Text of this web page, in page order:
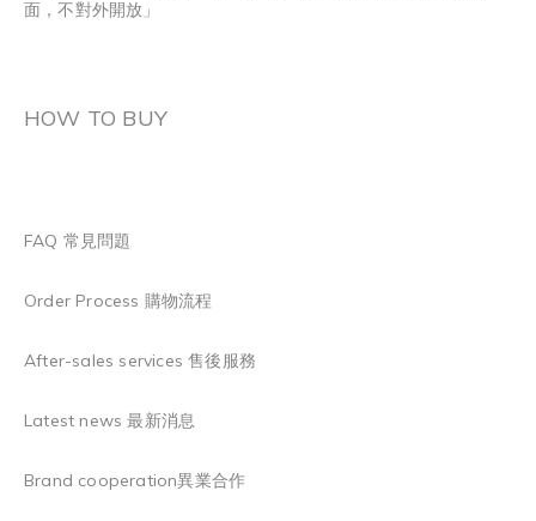
面，不對外開放」
HOW TO BUY
FAQ 常見問題
Order Process 購物流程
After-sales services 售後服務
Latest news 最新消息
Brand cooperation異業合作